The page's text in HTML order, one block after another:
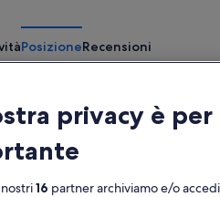
PosizioneRecensioni
Cancellazione
gratuita
8h
immediata
privacy è
16 partner archiviamo e/o